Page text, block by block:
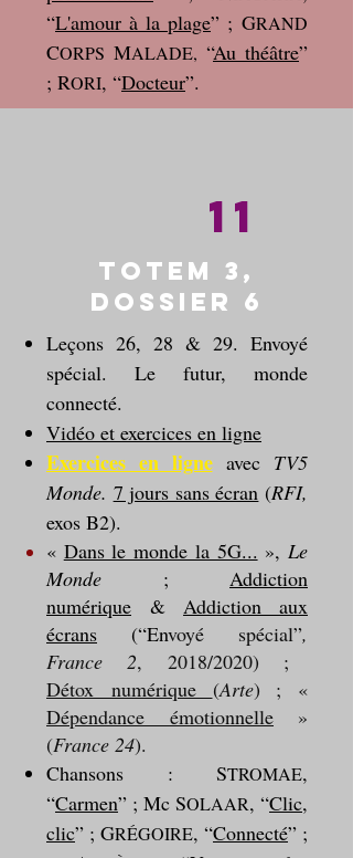
“L'amour à la plage” ; GRAND
CORPS MALADE, “Au théâtre”
; RORI, “Docteur”.
11
Totem 3,
dossier 6
Leçons 26, 28 & 29. Envoyé
spécial. Le futur, monde
connecté.
Vidéo et exercices en ligne
Exercices en ligneavec TV5
Monde. 7 jours sans écran (RFI,
exos B2).
« Dans le monde la 5G... »,Le
Monde ; Addiction
numérique & Addiction aux
écrans (“Envoyé spécial”,
France 2, 2018/2020) ;
Détox numérique (Arte) ; «
Dépendance émotionnelle »
(France 24).
Chansons : STROMAE,
“Carmen” ; Mc SOLAAR, “Clic,
clic” ; GRÉGOIRE, “Connecté” ;